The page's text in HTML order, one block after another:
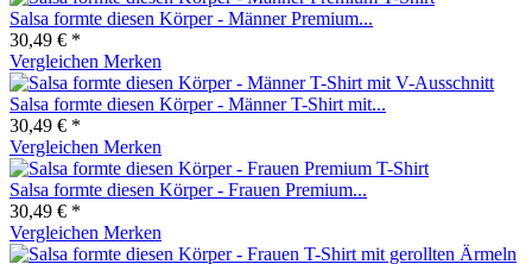
Salsa formte diesen Körper - Männer Premium...
30,49 € *
Vergleichen Merken
Salsa formte diesen Körper - Männer T-Shirt mit...
30,49 € *
Vergleichen Merken
Salsa formte diesen Körper - Frauen Premium...
30,49 € *
Vergleichen Merken